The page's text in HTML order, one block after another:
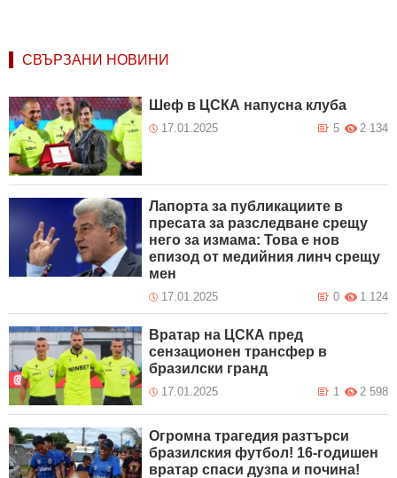
СВЪРЗАНИ НОВИНИ
Шеф в ЦСКА напусна клуба
17.01.2025 2 134
5
Лапорта за публикациите в
пресата за разследване срещу
него за измама: Това е нов
епизод от медийния линч срещу
мен
17.01.2025 1 124
0
Вратар на ЦСКА пред
сензационен трансфер в
бразилски гранд
17.01.2025 2 598
1
Огромна трагедия разтърси
бразилския футбол! 16-годишен
вратар спаси дузпа и почина!